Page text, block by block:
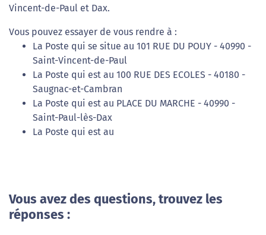
Vincent-de-Paul et Dax.
Vous pouvez essayer de vous rendre à :
La Poste qui se situe au 101 RUE DU POUY - 40990 -
Saint-Vincent-de-Paul
La Poste qui est au 100 RUE DES ECOLES - 40180 -
Saugnac-et-Cambran
La Poste qui est au PLACE DU MARCHE - 40990 -
Saint-Paul-lès-Dax
La Poste qui est au
Vous avez des questions, trouvez les
réponses :